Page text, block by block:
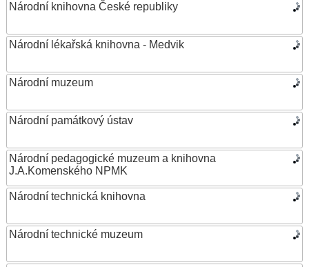
Národní knihovna České republiky
Národní lékařská knihovna - Medvik
Národní muzeum
Národní památkový ústav
Národní pedagogické muzeum a knihovna
J.A.Komenského NPMK
Národní technická knihovna
Národní technické muzeum